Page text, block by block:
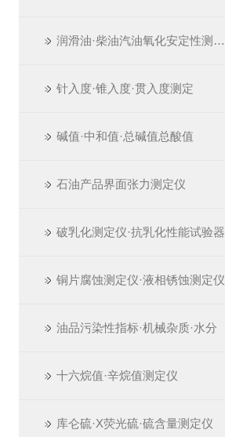
润滑油·柴油汽油氧化安定性测定仪
针入度·锥入度·贯入度测定
碱值·中和值·总碱值总酸值
石油产品界面张力测定仪
破乳化测定仪·抗乳化性能试验器
铜片腐蚀测定仪·液相锈蚀测定仪
油品污染性指标·机械杂质·水分
十六烷值·辛烷值测定仪
库仑硫·X荧光硫·硫含量测定仪